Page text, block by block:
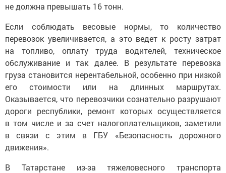
не должна превышать 16 тонн.
Если соблюдать весовые нормы, то количество
перевозок увеличивается, а это ведет к росту затрат
на топливо, оплату труда водителей, техническое
обслуживание и так далее. В результате перевозка
груза становится нерентабельной, особенно при низкой
его стоимости или на длинных маршрутах.
Оказывается, что перевозчики сознательно разрушают
дороги республики, ремонт которых осуществляется
в том числе и за счет налогоплательщиков, заметили
в связи с этим в ГБУ «Безопасность дорожного
движения».
В Татарстане из-за тяжеловесного транспорта